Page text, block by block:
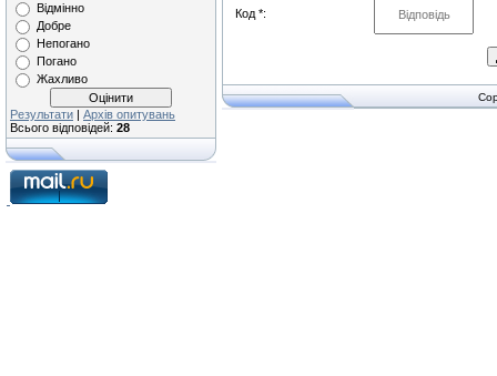
Відмінно
Добре
Непогано
Погано
Жахливо
Результати | Архів опитувань
Всього відповідей: 28
Код *: